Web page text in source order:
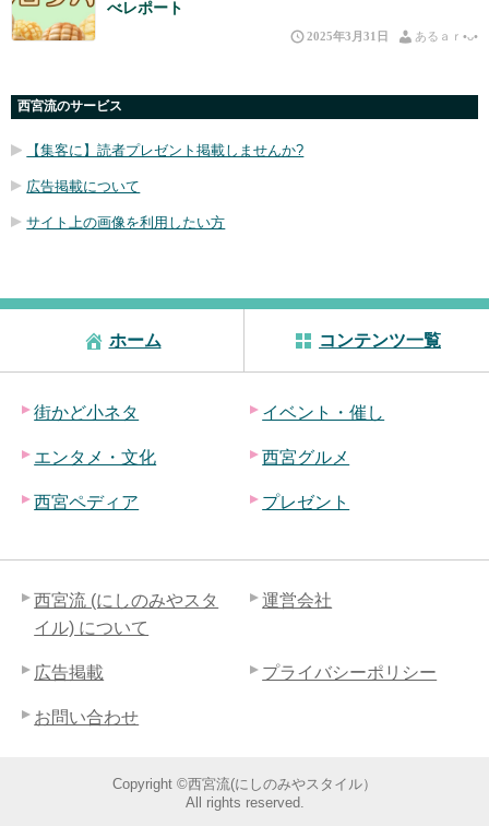
べレポート
2025年3月31日 あるａｒ•⁠ᴗ⁠•⁠
西宮流のサービス
【集客に】読者プレゼント掲載しませんか?
広告掲載について
サイト上の画像を利用したい方
ホーム コンテンツ一覧
街かど小ネタ イベント・催し
エンタメ・文化 西宮グルメ
西宮ペディア プレゼント
西宮流 (にしのみやスタ
イル) について
運営会社
広告掲載 プライバシーポリシー
お問い合わせ
Copyright ©西宮流(にしのみやスタイル）
All rights reserved.